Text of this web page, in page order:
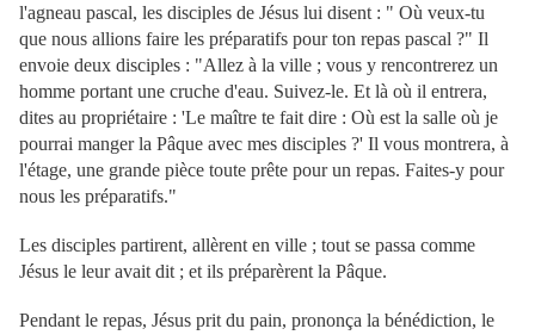
l'agneau pascal, les disciples de Jésus lui disent : " Où veux-tu
que nous allions faire les préparatifs pour ton repas pascal ?" Il
envoie deux disciples : "Allez à la ville ; vous y rencontrerez un
homme portant une cruche d'eau. Suivez-le. Et là où il entrera,
dites au propriétaire : 'Le maître te fait dire : Où est la salle où je
pourrai manger la Pâque avec mes disciples ?' Il vous montrera, à
l'étage, une grande pièce toute prête pour un repas. Faites-y pour
nous les préparatifs."
Les disciples partirent, allèrent en ville ; tout se passa comme
Jésus le leur avait dit ; et ils préparèrent la Pâque.
Pendant le repas, Jésus prit du pain, prononça la bénédiction, le